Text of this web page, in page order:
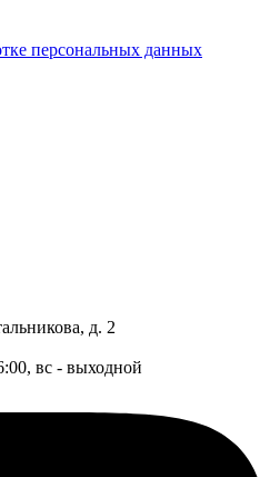
персональных данных
д. 2
вс - выходной